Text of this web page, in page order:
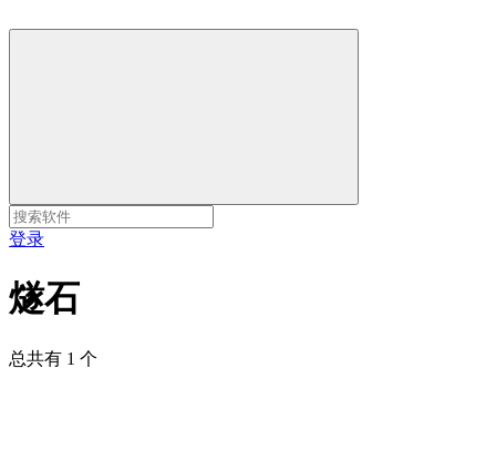
登录
燧石
总共有 1 个